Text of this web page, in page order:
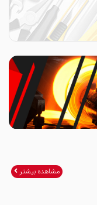
مشاهده بیشتر